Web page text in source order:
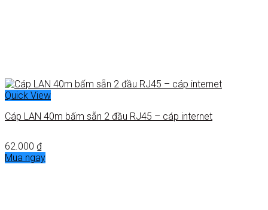
Quick View
Cáp LAN 40m bấm sẵn 2 đầu RJ45 – cáp internet
62.000 ₫
Mua ngay